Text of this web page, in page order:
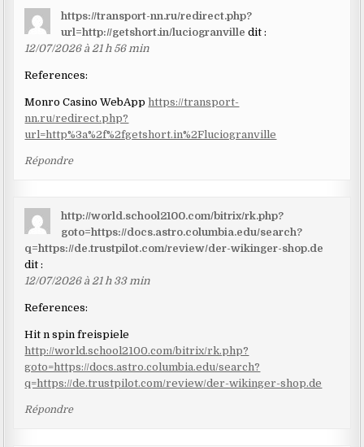
https://transport-nn.ru/redirect.php?
url=http://getshort.in/luciogranville dit :
12/07/2026 à 21 h 56 min
References:
Monro Casino WebApphttps://transport-
nn.ru/redirect.php?
url=http%3a%2f%2fgetshort.in%2Fluciogranville
Répondre
http://world.school2100.com/bitrix/rk.php?
goto=https://docs.astro.columbia.edu/search?
q=https://de.trustpilot.com/review/der-wikinger-shop.de
dit :
12/07/2026 à 21 h 33 min
References:
Hit n spin freispiele
http://world.school2100.com/bitrix/rk.php?
goto=https://docs.astro.columbia.edu/search?
q=https://de.trustpilot.com/review/der-wikinger-shop.de
Répondre